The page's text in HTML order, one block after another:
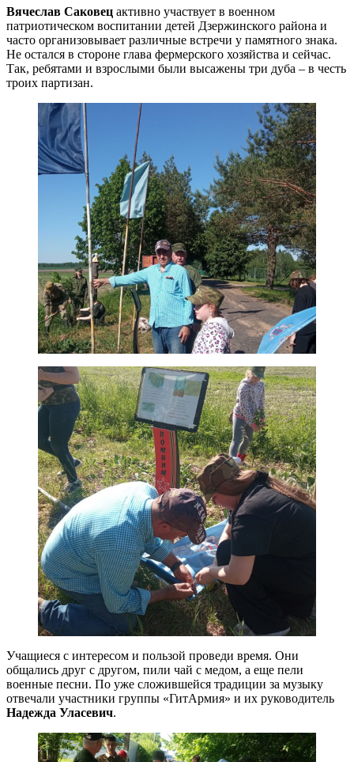
Вячеслав Саковец активно участвует в военном
патриотическом воспитании детей Дзержинского района и
часто организовывает различные встречи у памятного знака.
Не остался в стороне глава фермерского хозяйства и сейчас.
Так, ребятами и взрослыми были высажены три дуба – в честь
троих партизан.
Учащиеся с интересом и пользой проведи время. Они
общались друг с другом, пили чай с медом, а еще пели
военные песни. По уже сложившейся традиции за музыку
отвечали участники группы «ГитАрмия» и их руководитель
Надежда Уласевич.